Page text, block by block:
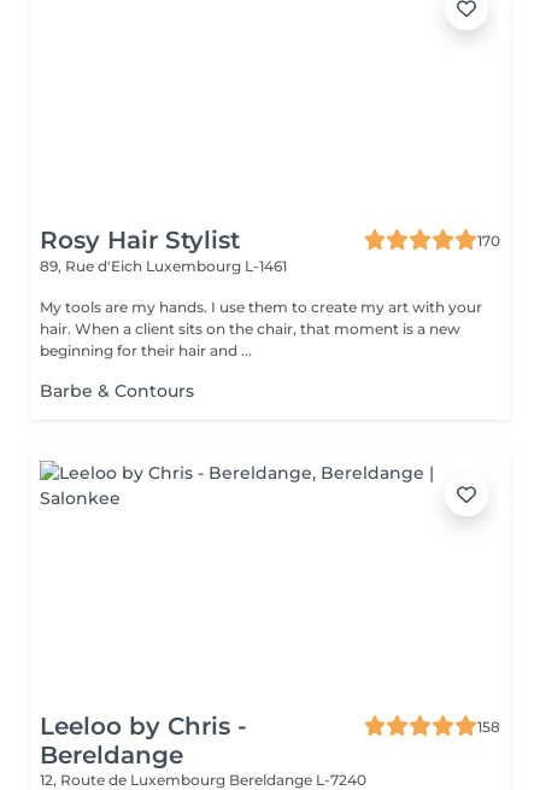
Rosy Hair Stylist
170
89, Rue d'Eich Luxembourg L-1461
My tools are my hands. I use them to create my art with your
hair. When a client sits on the chair, that moment is a new
beginning for their hair and ...
Barbe & Contours
Leeloo by Chris -
Bereldange
158
12, Route de Luxembourg Bereldange L-7240